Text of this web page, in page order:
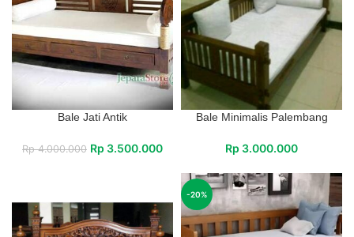
Bale Jati Antik
Rp4.000.000 Rp 3.500.000
Bale Minimalis Palembang
Rp 3.000.000
-20%